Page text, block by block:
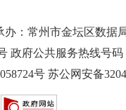
办：常州市金坛区数据
政府公共服务热线号码
号 苏公网安备